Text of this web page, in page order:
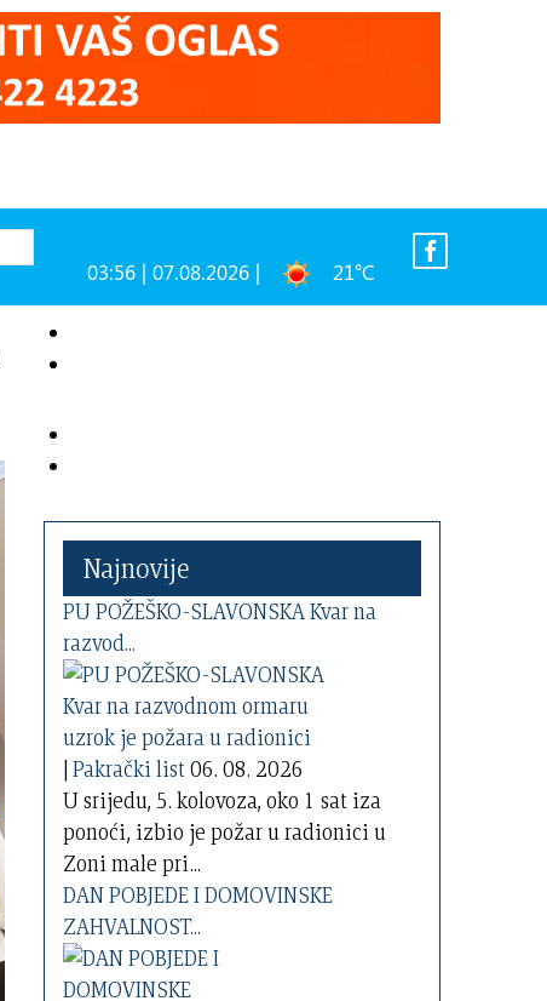
03:56 | 07.08.2026 | 21°C
Najnovije
PU POŽEŠKO-SLAVONSKA Kvar na
razvod...
|Pakrački list06. 08. 2026
U srijedu, 5. kolovoza, oko 1 sat iza
ponoći, izbio je požar u radionici u
Zoni male pri...
DAN POBJEDE I DOMOVINSKE
ZAHVALNOST...